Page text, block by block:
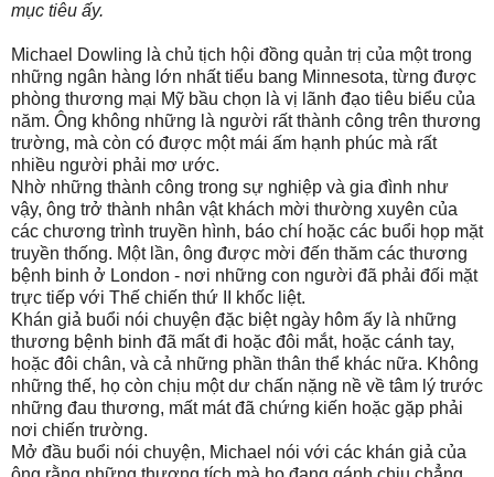
mục tiêu ấy.
Michael Dowling là chủ tịch hội đồng quản trị của một trong
những ngân hàng lớn nhất tiểu bang Minnesota, từng được
phòng thương mại Mỹ bầu chọn là vị lãnh đạo tiêu biểu của
năm. Ông không những là người rất thành công trên thương
trường, mà còn có được một mái ấm hạnh phúc mà rất
nhiều người phải mơ ước.
Nhờ những thành công trong sự nghiệp và gia đình như
vậy, ông trở thành nhân vật khách mời thường xuyên của
các chương trình truyền hình, báo chí hoặc các buổi họp mặt
truyền thống. Một lần, ông được mời đến thăm các thương
bệnh binh ở London - nơi những con người đã phải đối mặt
trực tiếp với Thế chiến thứ II khốc liệt.
Khán giả buổi nói chuyện đặc biệt ngày hôm ấy là những
thương bệnh binh đã mất đi hoặc đôi mắt, hoặc cánh tay,
hoặc đôi chân, và cả những phần thân thể khác nữa. Không
những thế, họ còn chịu một dư chấn nặng nề về tâm lý trước
những đau thương, mất mát đã chứng kiến hoặc gặp phải
nơi chiến trường.
Mở đầu buổi nói chuyện, Michael nói với các khán giả của